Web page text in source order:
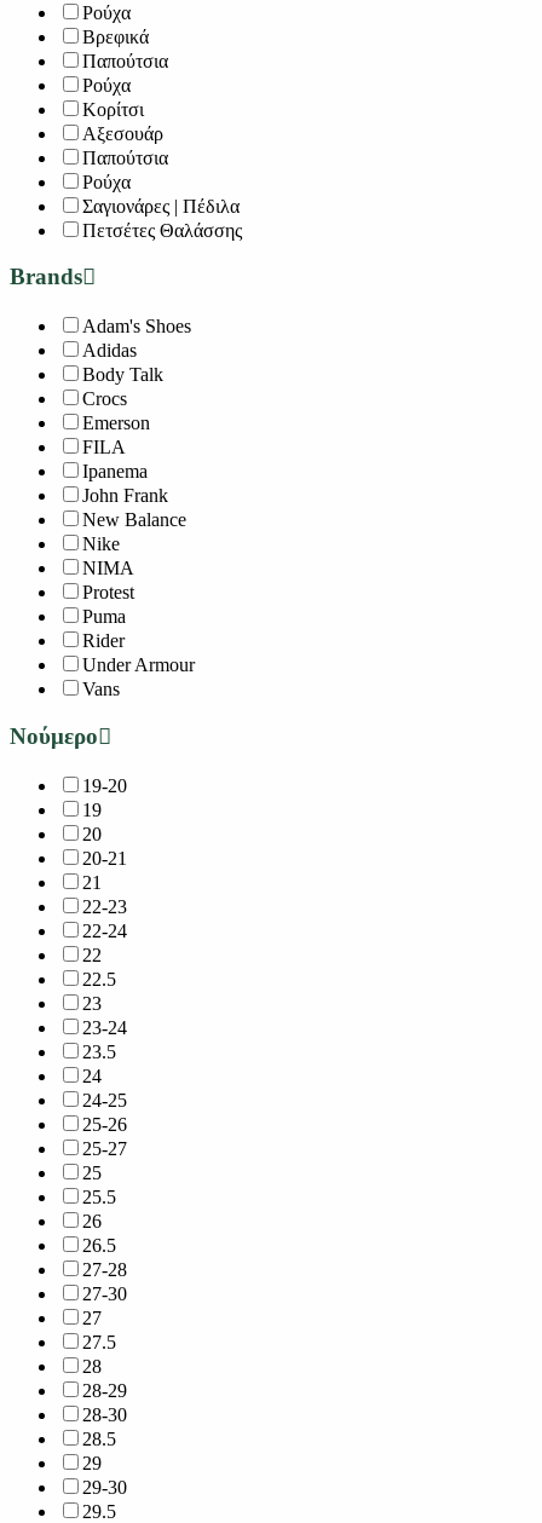
Ρούχα
Βρεφικά
Παπούτσια
Ρούχα
Κορίτσι
Αξεσουάρ
Παπούτσια
Ρούχα
Σαγιονάρες | Πέδιλα
Πετσέτες Θαλάσσης
Brands
Adam's Shoes
Adidas
Body Talk
Crocs
Emerson
FILA
Ipanema
John Frank
New Balance
Nike
NIMA
Protest
Puma
Rider
Under Armour
Vans
Νούμερο
19-20
19
20
20-21
21
22-23
22-24
22
22.5
23
23-24
23.5
24
24-25
25-26
25-27
25
25.5
26
26.5
27-28
27-30
27
27.5
28
28-29
28-30
28.5
29
29-30
29.5